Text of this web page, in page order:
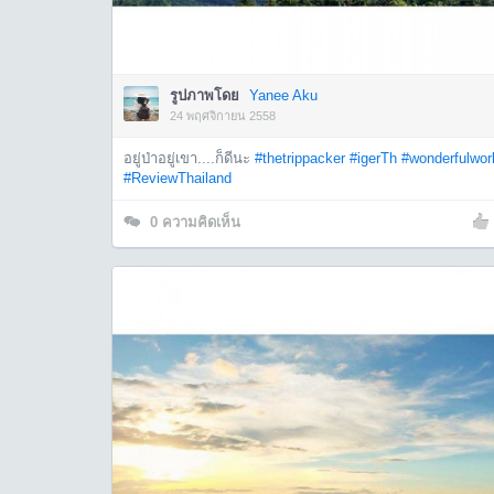
รูปภาพโดย Yanee Aku
24 พฤศจิกายน 2558
อยู่ป่าอยู่เขา....ก็ดีนะ #thetrippacker #igerTh
#ReviewThailand
0 ความคิดเห็น